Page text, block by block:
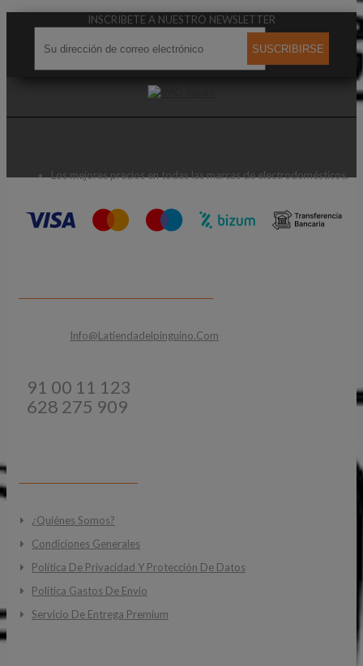
INSCRIBETE A NUESTRO NEWSLETTER
SUSCRIBIRSE
Los mejores precios en todas las marcas de electrodomésticos.
Info@latiendadelpinguino.com
91 00 11 123
628 275 909
¿Quiénes Somos?
Condiciones Generales
Política De Privacidad Y Protección De Datos
Politica Gastos De Envio
Servicio De Entrega Premium